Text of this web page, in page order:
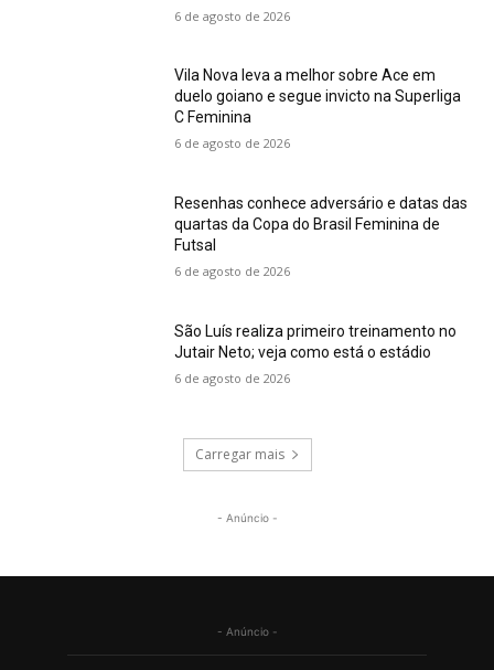
6 de agosto de 2026
Vila Nova leva a melhor sobre Ace em
duelo goiano e segue invicto na Superliga
C Feminina
6 de agosto de 2026
Resenhas conhece adversário e datas das
quartas da Copa do Brasil Feminina de
Futsal
6 de agosto de 2026
São Luís realiza primeiro treinamento no
Jutair Neto; veja como está o estádio
6 de agosto de 2026
Carregar mais
- Anúncio -
- Anúncio -